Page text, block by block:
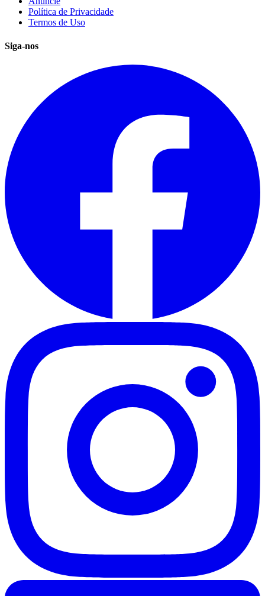
Política de Privacidade
Termos de Uso
Siga-nos